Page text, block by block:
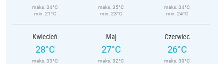
maks. 34°C
min. 21°C
maks. 35°C
min. 23°C
maks. 34°C
min. 24°C
Kwiecień
28°C
maks. 33°C
Maj
27°C
maks. 32°C
Czerwiec
26°C
maks. 30°C